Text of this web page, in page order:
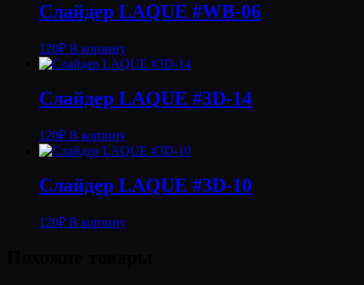
Слайдер LAQUE #WB-06
120₽ В корзину
Слайдер LAQUE #3D-14
120₽ В корзину
Слайдер LAQUE #3D-10
120₽ В корзину